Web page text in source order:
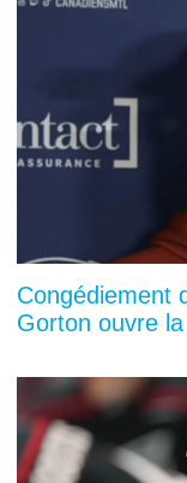
Congédiement
Gorton ouvre